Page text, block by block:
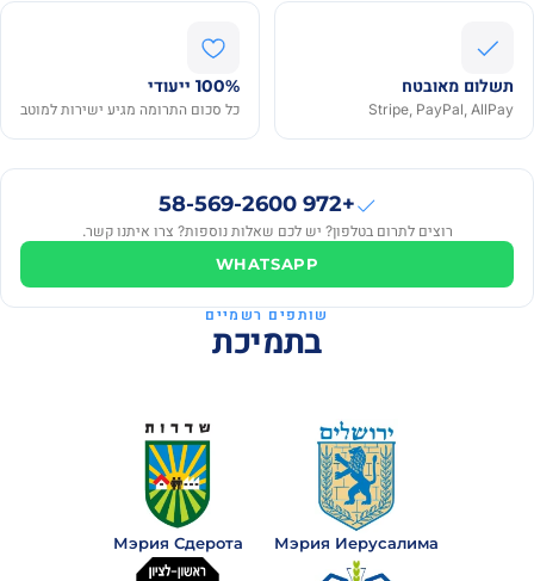
תשלום מאובטח
Stripe, PayPal, AllPay
100% ייעודי
כל סכום התרומה מגיע ישירות למוטב
Bit
מ
₪50
· לפני 8
חודשים
· לפני 8
חודשים
· לפני 8
+972 58-569-2600
רוצים לתרום בטלפון? יש לכם שאלות נוספות? צרו איתנו קשר.
WHATSAPP
שותפים רשמיים
בתמיכת
Мэрия Иерусалима
Мэрия Сдерота